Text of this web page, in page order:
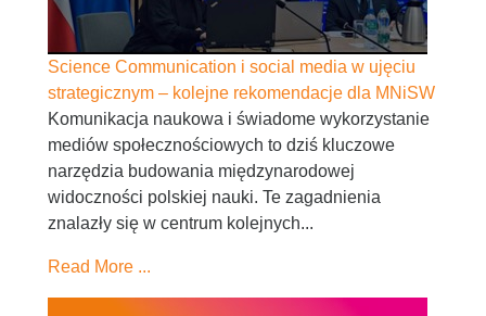
Science Communication i social media w ujęciu
strategicznym – kolejne rekomendacje dla MNiSW
Komunikacja naukowa i świadome wykorzystanie
mediów społecznościowych to dziś kluczowe
narzędzia budowania międzynarodowej
widoczności polskiej nauki. Te zagadnienia
znalazły się w centrum kolejnych...
Read More ...